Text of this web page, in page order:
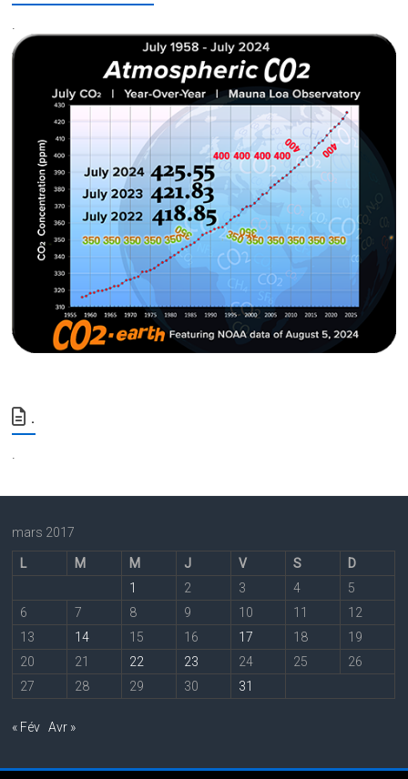
.
mars 2017
L M M J V S
D
1
2 3 4
5
6
7 8 9 10 11
12
13
14 15 16 17 18
19
20
21 22 23 24 25
26
27
28 29 30 31
« Fév Avr »